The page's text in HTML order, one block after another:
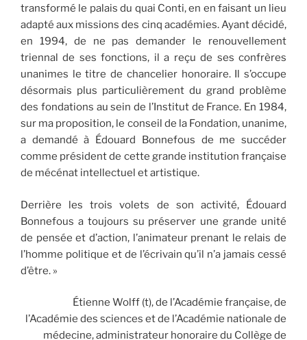
transformé le palais du quai Conti, en en faisant un lieu
adapté aux missions des cinq académies. Ayant décidé,
en 1994, de ne pas demander le renouvellement
triennal de ses fonctions, il a reçu de ses confrères
unanimes le titre de chancelier honoraire. Il s’occupe
désormais plus particulièrement du grand problème
des fondations au sein de l’Institut de France. En 1984,
sur ma proposition, le conseil de la Fondation, unanime,
a demandé à Édouard Bonnefous de me succéder
comme président de cette grande institution française
de mécénat intellectuel et artistique.
Derrière les trois volets de son activité, Édouard
Bonnefous a toujours su préserver une grande unité
de pensée et d’action, l’animateur prenant le relais de
l’homme politique et de l’écrivain qu’il n’a jamais cessé
d’être. »
Étienne Wolff (t), de l’Académie française, de
l’Académie des sciences et de l’Académie nationale de
médecine, administrateur honoraire du Collège de